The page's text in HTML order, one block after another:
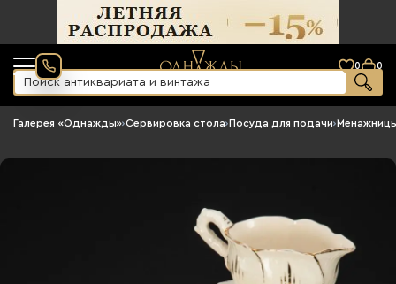
0 0
Галерея «Однажды»›Сервировка стола›Посуда для подачи›